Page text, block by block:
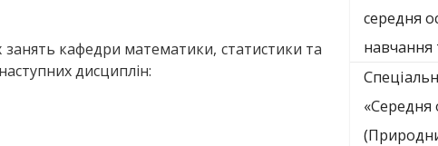
кафедри математики, статистики та
дисциплін:
середня
навчання
«Середня